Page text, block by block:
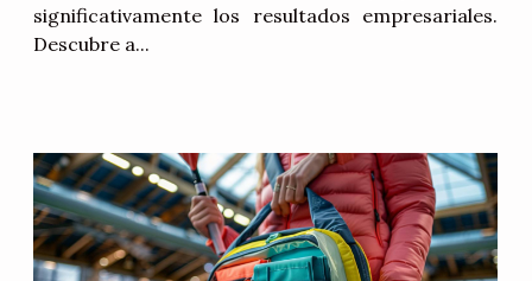
significativamente los resultados empresariales.
Descubre a...